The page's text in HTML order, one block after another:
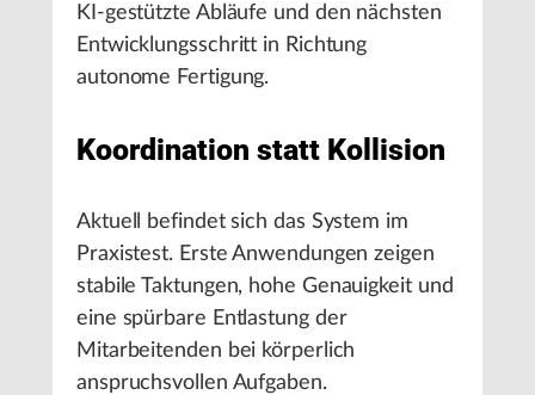
KI-gestützte Abläufe und den nächsten
Entwicklungsschritt in Richtung
autonome Fertigung.
Koordination statt Kollision
Aktuell befindet sich das System im
Praxistest. Erste Anwendungen zeigen
stabile Taktungen, hohe Genauigkeit und
eine spürbare Entlastung der
Mitarbeitenden bei körperlich
anspruchsvollen Aufgaben.